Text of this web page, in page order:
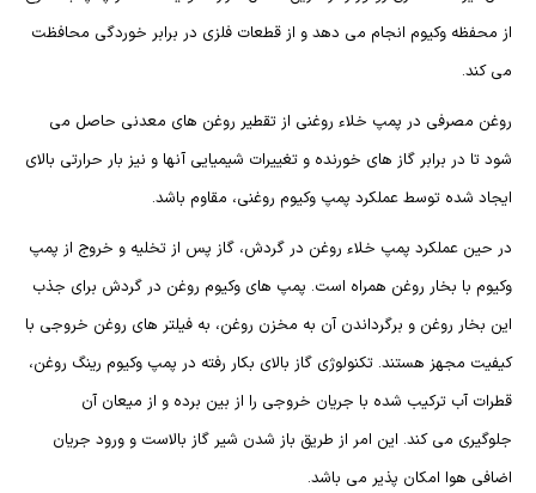
از محفظه وکیوم انجام می دهد و از قطعات فلزی در برابر خوردگی محافظت
می کند.
روغن مصرفی در پمپ خلاء روغنی از تقطیر روغن های معدنی حاصل می
شود تا در برابر گاز های خورنده و تغییرات شیمیایی آنها و نیز بار حرارتی بالای
ایجاد شده توسط عملکرد پمپ وکیوم روغنی، مقاوم باشد.
در حین عملکرد پمپ خلاء روغن در گردش، گاز پس از تخلیه و خروج از پمپ
وکیوم با بخار روغن همراه است. پمپ های وکیوم روغن در گردش برای جذب
این بخار روغن و برگرداندن آن به مخزن روغن، به فیلتر های روغن خروجی با
کیفیت مجهز هستند. تکنولوژی گاز بالای بکار رفته در پمپ وکیوم رینگ روغن،
قطرات آب ترکیب شده با جریان خروجی را از بین برده و از میعان آن
جلوگیری می کند. این امر از طریق باز شدن شیر گاز بالاست و ورود جریان
اضافی هوا امکان پذیر می باشد.